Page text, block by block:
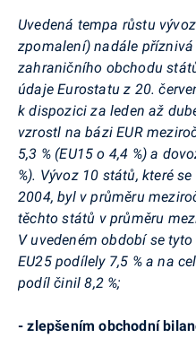
Uvedená tempa růstu
zpomalení) nadále
zahraničního obchodu
údaje Eurostatu z 20.
k dispozici za leden až
vzrostl na bázi EUR
5,3 % (EU15 o 4,4 %) a
%). Vývoz 10 států, které
2004, byl v průměru
těchto států v průměru
V uvedeném období se
EU25 podílely 7,5 % a na
podíl činil 8,2 %;
- zlepšením obchodní